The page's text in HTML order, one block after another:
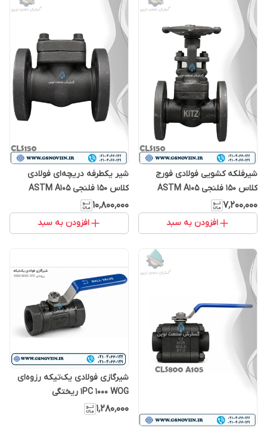
شیرفلکه کشویی فولادی فورج
کلاس 150 فلنجی ASTM A105
۷٬۲۰۰٬۰۰۰
افزودن به سبد
شیر یکطرفه دریچه‌ای فولادی
کلاس 150 فلنجی ASTM A105
فورج
۱۰٬۸۰۰٬۰۰۰
افزودن به سبد
شیرگازی فولادی یک‌تیکه رزوه‌ای
1PC 1000 WOG ریختگی
۱٬۲۸۰٬۰۰۰